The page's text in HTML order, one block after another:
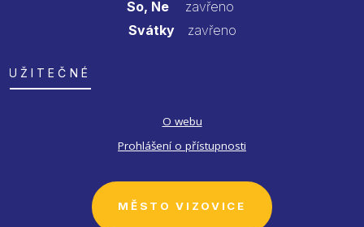
So, Ne zavřeno
Svátkyzavřeno
UŽITEČNÉ
O webu
Prohlášení o přístupnosti
MĚSTO VIZOVICE